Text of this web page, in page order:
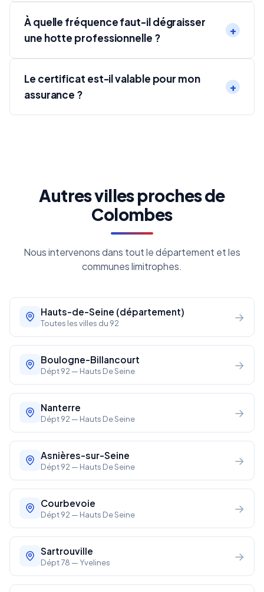
À quelle fréquence faut-il dégraisser
une hotte professionnelle ?
Le certificat est-il valable pour mon
assurance ?
Autres villes proches de
Colombes
Nous intervenons dans tout le département et les
communes limitrophes.
Hauts-de-Seine (département)
Toutes les villes du 92 →
Boulogne-Billancourt
Dépt 92 — Hauts De Seine →
Nanterre
Dépt 92 — Hauts De Seine →
Asnières-sur-Seine
Dépt 92 — Hauts De Seine →
Courbevoie
Dépt 92 — Hauts De Seine →
Sartrouville
Dépt 78 — Yvelines →